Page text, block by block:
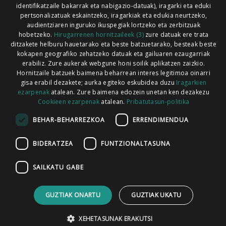
Codesyntaxek garatua
HONI BURUZ LEGE OHARRA PUBLIZITATEA
ARAUAK HARREMANETARAKO RSS
identifikatzaile bakarrak eta nabigazio-datuak), iragarki eta eduki
pertsonalizatuak eskaintzeko, iragarkiak eta edukia neurtzeko,
audientziaren inguruko ikuspegiak lortzeko eta zerbitzuak
hobetzeko. Hirugarrenen hornitzaileek (3)zure datuak ere trata
ditzakete helburu hauetarako eta beste batzuetarako, besteak beste
kokapen geografiko zehatzeko datuak eta gailuaren ezaugarriak
erabiliz. Zure aukerak webgune honi soilik aplikatzen zaizkio.
Hornitzaile batzuek baimena beharrean interes legitimoa oinarri
gisa erabil dezakete; aurka egiteko eskubidea duzu Iragarkien
ezarpenakatalean. Zure baimena edozein unetan ken dezakezu
Cookieen ezarpenak atalean. Pribatutasun-politika
BEHAR-BEHARREZKOA ERRENDIMENDUA
BIDERATZEA FUNTZIONALTASUNA
SAILKATU GABE
GUZTIAK ONARTU GUZTIAK UKATU
XEHETASUNAK ERAKUTSI